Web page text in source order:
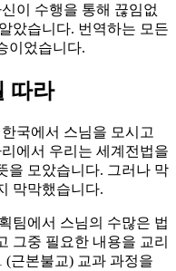
이 수행을 통해 끊임없
았습니다. 번역하는 모든
이었습니다.
따라
국에서 스님을 모시고
에서 우리는 세계전법을
을 모았습니다. 그러나 막
막막했습니다.
팀에서 스님의 수많은 법
그중 필요한 내용을 교리
(근본불교) 교과 과정을